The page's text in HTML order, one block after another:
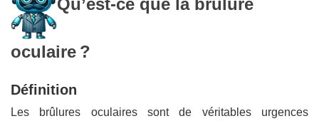
Qu’est-ce que la brûlure
oculaire ?
Définition
Les brûlures oculaires sont de véritables urgences